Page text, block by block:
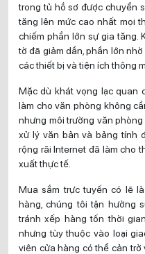
trong tủ hồ sơ được chuyển
tăng lên mức cao nhất mọi
chiếm phần lớn sự gia tăng.
tờ đã giảm dần, phần lớn
các thiết bị và tiện ích thông
Mặc dù khát vọng lạc quan
làm cho văn phòng không
nhưng môi trường văn
xử lý văn bản và bảng tính
rộng rãi Internet đã làm cho
xuất thực tế.
Mua sắm trực tuyến có lẽ
hàng, chúng tôi tận hưởng
tránh xếp hàng tốn thời
nhưng tùy thuộc vào loại
viên cửa hàng có thể cản trở